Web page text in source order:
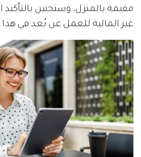
مقيمة بالمنزل، وستجنين
غير المالية للعمل عن بُعد في هذا